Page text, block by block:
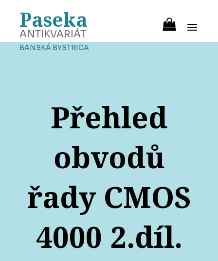
Paseka
ANTIKVARIÁT
BANSKÁ BYSTRICA
Přehled
obvodů
řady CMOS
4000 2.díl.